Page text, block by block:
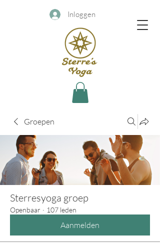
Inloggen
Groepen
Sterresyoga groep
Openbaar · 107 leden
Aanmelden